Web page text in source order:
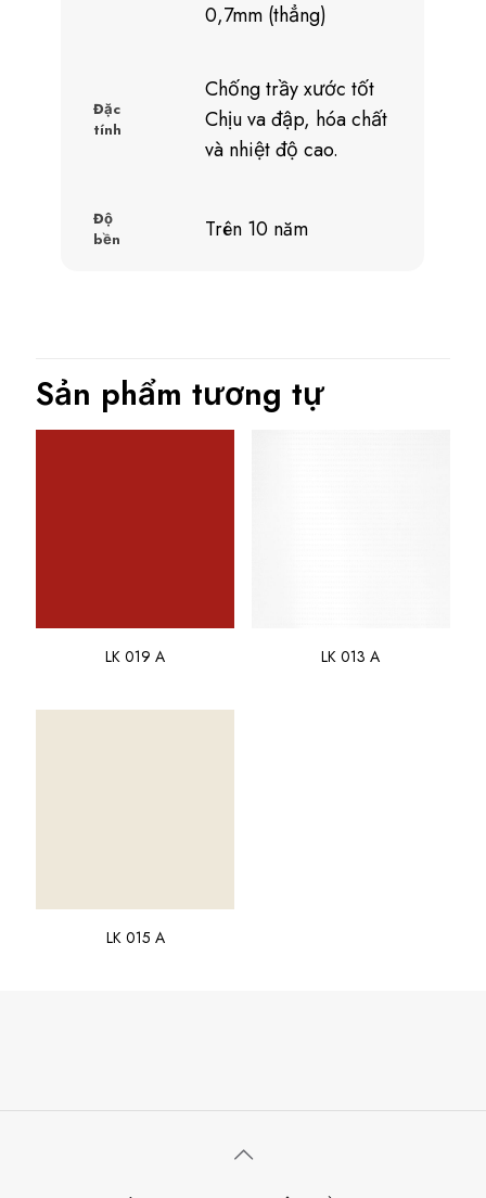
0,7mm (thẳng)
Đặc
tính
Chống trầy xước tốt
Chịu va đập, hóa chất
và nhiệt độ cao.
Độ
bền
Trên 10 năm
Sản phẩm tương tự
LK 019 A LK 013 A
LK 015 A